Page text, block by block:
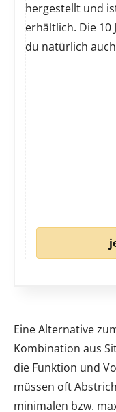
hergestellt und
erhältlich. Die
du natürlich
Eine Alternative
Kombination aus
die Funktion und
müssen oft
minimalen bzw.